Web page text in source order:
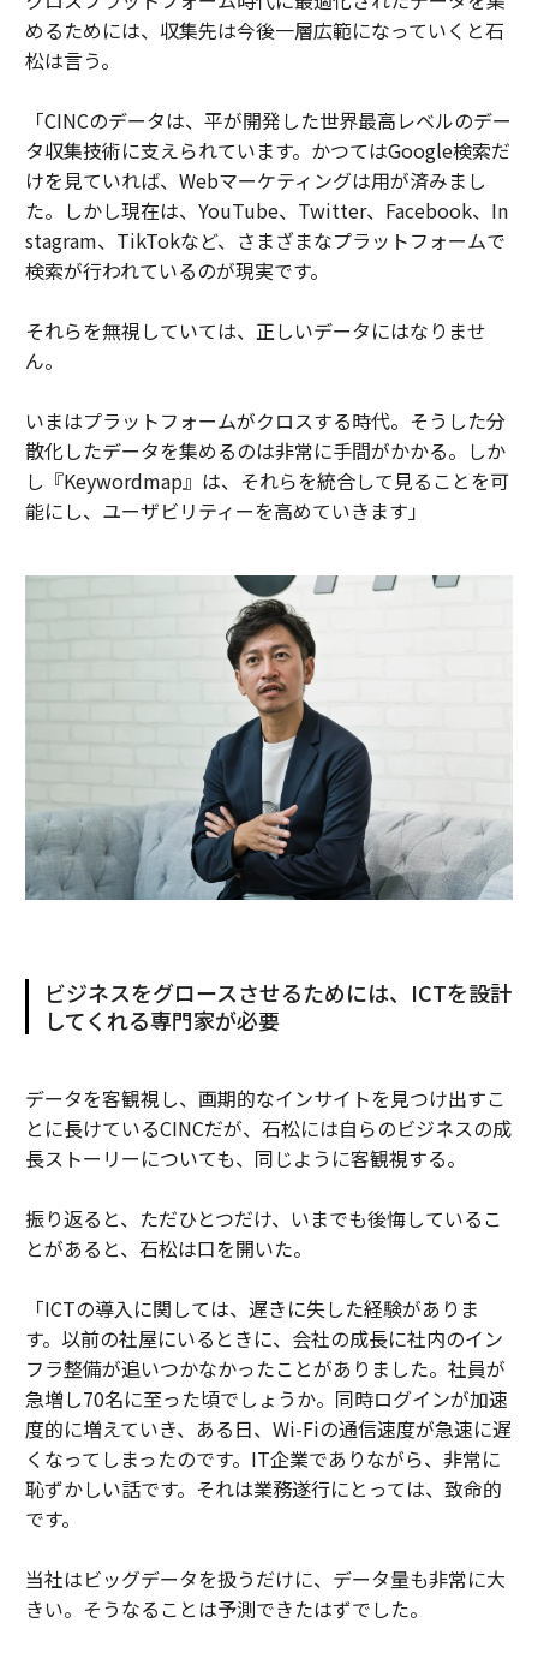
めるためには、収集先は今後一層広範になっていくと石
松は言う。
「CINCのデータは、平が開発した世界最高レベルのデー
タ収集技術に支えられています。かつてはGoogle検索だ
けを見ていれば、Webマーケティングは用が済みまし
た。しかし現在は、YouTube、Twitter、Facebook、In
stagram、TikTokなど、さまざまなプラットフォームで
検索が行われているのが現実です。
それらを無視していては、正しいデータにはなりませ
ん。
いまはプラットフォームがクロスする時代。そうした分
散化したデータを集めるのは非常に手間がかかる。しか
し『Keywordmap』は、それらを統合して見ることを可
能にし、ユーザビリティーを高めていきます」
ビジネスをグロースさせるためには、ICTを設計
してくれる専門家が必要
データを客観視し、画期的なインサイトを見つけ出すこ
とに長けているCINCだが、石松には自らのビジネスの成
長ストーリーについても、同じように客観視する。
振り返ると、ただひとつだけ、いまでも後悔しているこ
とがあると、石松は口を開いた。
「ICTの導入に関しては、遅きに失した経験がありま
す。以前の社屋にいるときに、会社の成長に社内のイン
フラ整備が追いつかなかったことがありました。社員が
急増し70名に至った頃でしょうか。同時ログインが加速
度的に増えていき、ある日、Wi-Fiの通信速度が急速に遅
くなってしまったのです。IT企業でありながら、非常に
恥ずかしい話です。それは業務遂行にとっては、致命的
です。
当社はビッグデータを扱うだけに、データ量も非常に大
きい。そうなることは予測できたはずでした。